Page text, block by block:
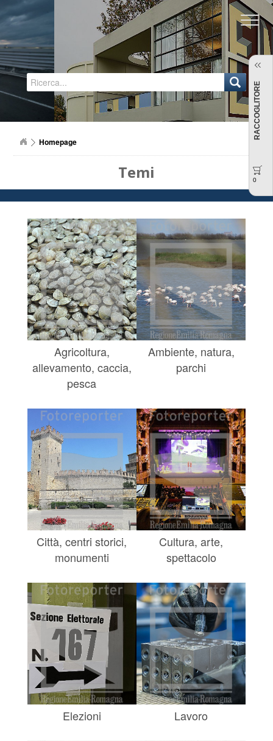
Regione Emilia-Romagna
Homepage
Temi
Agricoltura,
allevamento, caccia,
pesca
Ambiente, natura,
parchi
Città, centri storici,
monumenti
Cultura, arte,
spettacolo
Elezioni Lavoro
RACCOGLITORE
0